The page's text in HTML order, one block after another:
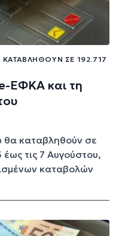
ΣΕ 192.717
ΕΦΚΑ και τη
θα καταβληθούν σε
έως τις 7 Αυγούστου,
καταβολών